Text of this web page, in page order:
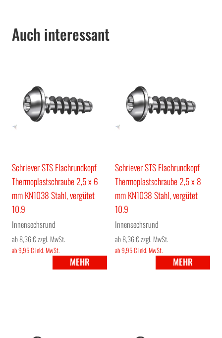
Auch interessant
Schriever STS Flachrundkopf
Thermoplastschraube 2,5 x 6
mm KN1038 Stahl, vergütet
10.9
Innensechsrund
ab 8,36 €zzgl. MwSt.
ab 9,95 €inkl. MwSt.
MEHR
Schriever STS Flachrundkopf
Thermoplastschraube 2,5 x 8
mm KN1038 Stahl, vergütet
10.9
Innensechsrund
ab 8,36 €zzgl. MwSt.
ab 9,95 €inkl. MwSt.
MEHR